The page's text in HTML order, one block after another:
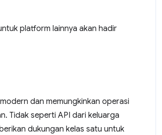
platform lainnya akan hadir
dan memungkinkan operasi
Tidak seperti API dari keluarga
dukungan kelas satu untuk